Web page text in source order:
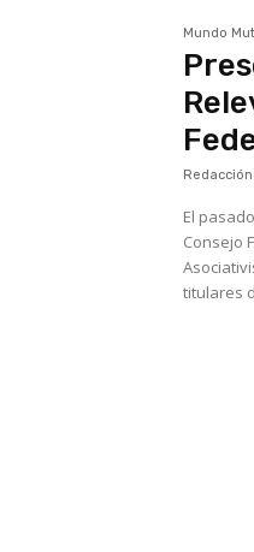
Mundo
El
Consejo
titulares